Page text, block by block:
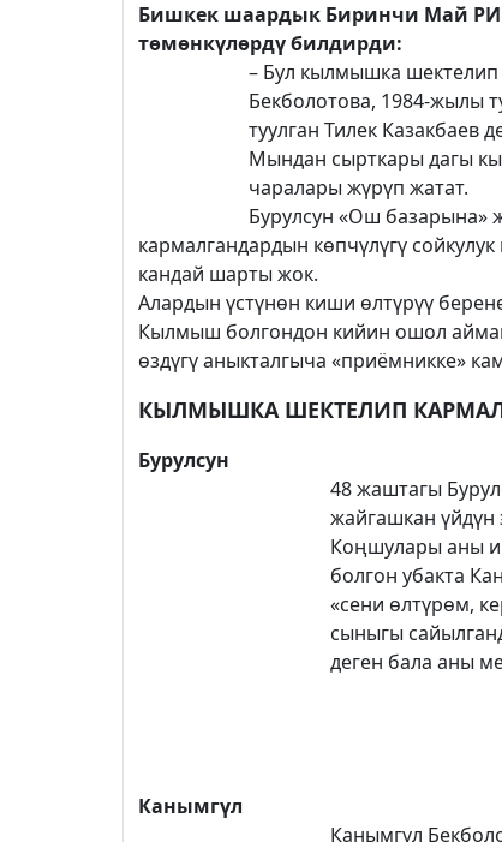
Бишкек шаардык Биринчи Май
төмөнкүлөрдү билдирди:
– Бул кылмышка шектелип
Бекболотова, 1984-жылы
туулган Тилек
Мындан сырткары дагы
чаралары жүрүп жатат.
Бурулсун «Ош базарына»
кармалгандардын көпчүлүгү
кандай шарты жок.
Алардын үстүнөн киши өлтүрүү
Кылмыш болгондон кийин ошол
өздүгү аныкталгыча «приёмникке»
КЫЛМЫШКА ШЕКТЕЛИП
Бурулсун
48 жаштагы
жайгашкан үйдүн
Коңшулары аны
болгон убакта
«сени өлтүрөм,
сыныгы
деген бала аны
Канымгүл
Канымгүл